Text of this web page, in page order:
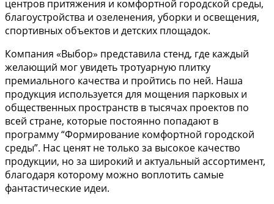
центров притяжения и комфортной городской среды,
благоустройства и озеленения, уборки и освещения,
спортивных объектов и детских площадок.
Компания «Выбор» представила стенд, где каждый
желающий мог увидеть тротуарную плитку
премиального качества и пройтись по ней. Наша
продукция используется для мощения парковых и
общественных пространств в тысячах проектов по
всей стране, которые постоянно попадают в
программу “Формирование комфортной городской
среды”. Нас ценят не только за высокое качество
продукции, но за широкий и актуальный ассортимент,
благодаря которому можно воплотить самые
фантастические идеи.